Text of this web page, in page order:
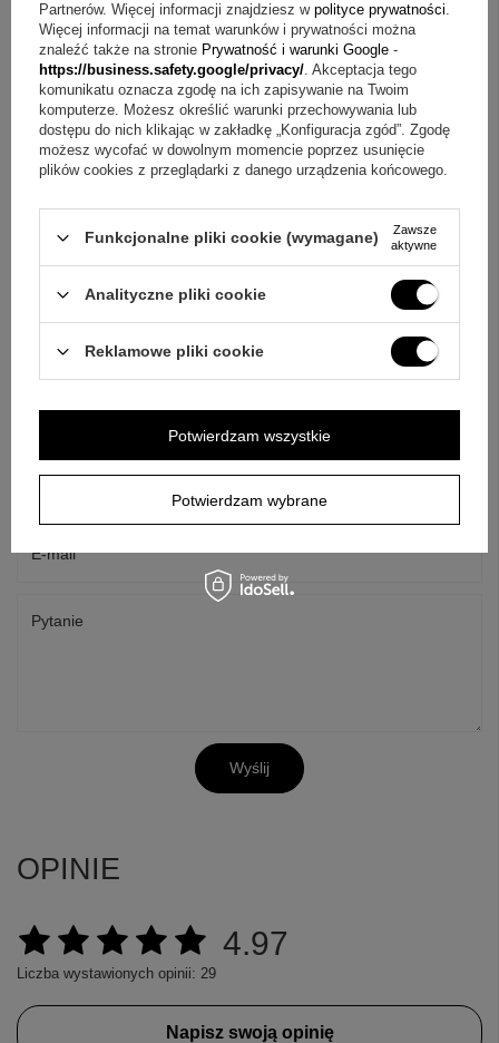
ZAPYTAJ O PRODUKT
Jeżeli powyższy opis jest dla Ciebie niewystarczający, prześlij nam
swoje pytanie odnośnie tego produktu. Postaramy się odpowiedzieć tak
szybko jak tylko będzie to możliwe.Dane są przetwarzane zgodnie z
. Przesyłając je, akceptujesz jej postanowienia.
E-mail
Pytanie
Wyślij
OPINIE
4.97
Liczba wystawionych opinii: 29
Napisz swoją opinię
Partnerów. Więcej informacji znajdziesz w polityce prywatności.
Więcej informacji na temat warunków i prywatności można
znaleźć także na stronie Prywatność i warunki Google -
https://business.safety.google/privacy/. Akceptacja tego
komunikatu oznacza zgodę na ich zapisywanie na Twoim
komputerze. Możesz określić warunki przechowywania lub
dostępu do nich klikając w zakładkę „Konfiguracja zgód”. Zgodę
możesz wycofać w dowolnym momencie poprzez usunięcie
plików cookies z przeglądarki z danego urządzenia końcowego.
Funkcjonalne pliki cookie (wymagane)
Zawsze
aktywne
Analityczne pliki cookie
Reklamowe pliki cookie
Potwierdzam wybrane
Potwierdzam wszystkie